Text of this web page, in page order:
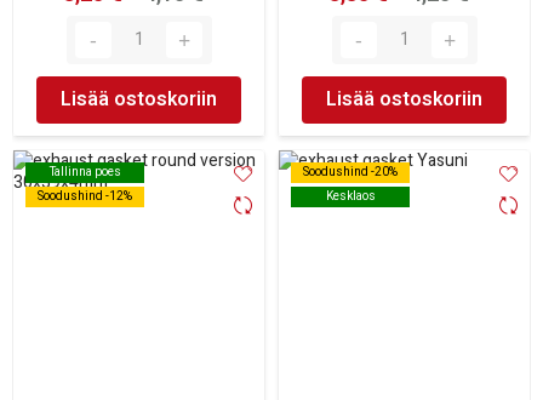
Lisää ostoskoriin Lisää ostoskoriin
Tallinna poes
Soodushind -12%
Tallinna poes
Soodushind -12%
Soodushind -20%
Kesklaos
Soodushind -20%
Kesklaos